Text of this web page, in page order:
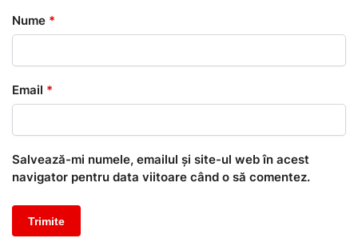
Nume *
Email *
Salvează-mi numele, emailul și site-ul web în acest
navigator pentru data viitoare când o să comentez.